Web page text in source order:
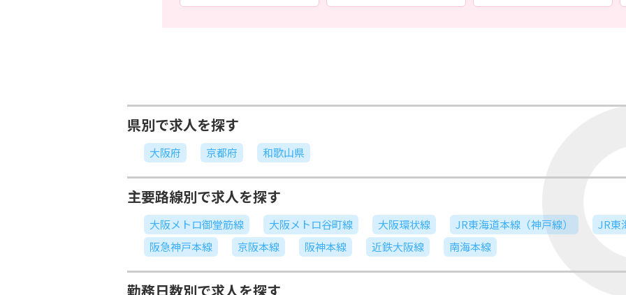
県別で求人を探す
大阪府 京都府 和歌山県
主要路線別で求人を探す
大阪メトロ御堂筋線 大阪メトロ谷町線 大阪環状線 JR東海道本線（神戸線）
JR東
阪急神戸本線
京阪本線 阪神本線 近鉄大阪線 南海本線
勤務日数別で求人を探す